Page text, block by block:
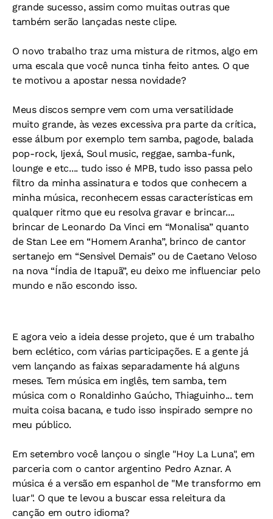
grande sucesso, assim como muitas outras que
também serão lançadas neste clipe.
O novo trabalho traz uma mistura de ritmos, algo em
uma escala que você nunca tinha feito antes. O que
te motivou a apostar nessa novidade?
Meus discos sempre vem com uma versatilidade
muito grande, às vezes excessiva pra parte da crítica,
esse álbum por exemplo tem samba, pagode, balada
pop-rock, Ijexá, Soul music, reggae, samba-funk,
lounge e etc.... tudo isso é MPB, tudo isso passa pelo
filtro da minha assinatura e todos que conhecem a
minha música, reconhecem essas características em
qualquer ritmo que eu resolva gravar e brincar....
brincar de Leonardo Da Vinci em “Monalisa” quanto
de Stan Lee em “Homem Aranha”, brinco de cantor
sertanejo em “Sensivel Demais” ou de Caetano Veloso
na nova “Índia de Itapuã”, eu deixo me influenciar pelo
mundo e não escondo isso.
E agora veio a ideia desse projeto, que é um trabalho
bem eclético, com várias participações. E a gente já
vem lançando as faixas separadamente há alguns
meses. Tem música em inglês, tem samba, tem
música com o Ronaldinho Gaúcho, Thiaguinho... tem
muita coisa bacana, e tudo isso inspirado sempre no
meu público.
Em setembro você lançou o single "Hoy La Luna", em
parceria com o cantor argentino Pedro Aznar. A
música é a versão em espanhol de "Me transformo em
luar". O que te levou a buscar essa releitura da
canção em outro idioma?